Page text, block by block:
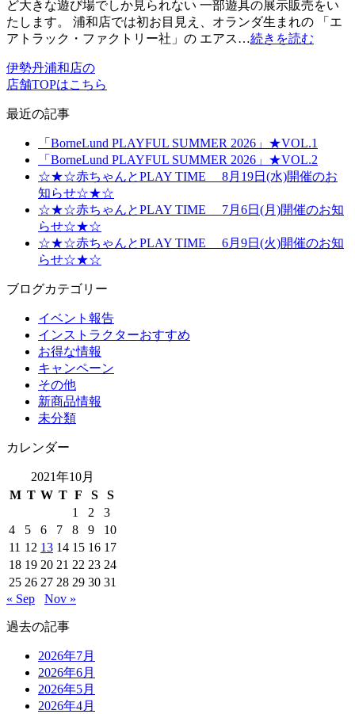
ど大きな遊び場でしか見られない 一部遊具の展示販売をい
たします。 浦和店では初お目見え、オランダ生まれの 「エ
アトラック・ファクトリー社」の エアス…続きを読む
伊勢丹浦和店の
店舗TOPはこちら
最近の記事
「BorneLund PLAYFUL SUMMER 2026」★VOL.1
「BorneLund PLAYFUL SUMMER 2026」★VOL.2
☆★☆赤ちゃんとPLAY TIME 8月19日(水)開催のお
知らせ☆★☆
☆★☆赤ちゃんとPLAY TIME 7月6日(月)開催のお知
らせ☆★☆
☆★☆赤ちゃんとPLAY TIME 6月9日(火)開催のお知
らせ☆★☆
ブログカテゴリー
イベント報告
インストラクターおすすめ
お得な情報
キャンペーン
その他
新商品情報
未分類
カレンダー
2021年10月
M T W T F S
S
1
2
3
4
5 6 7 8 9
10
11 12 13 14 15 16 17
18 19 20 21 22 23 24
25 26 27 28 29 30 31
« Sep
Nov »
過去の記事
2026年7月
2026年6月
2026年5月
2026年4月